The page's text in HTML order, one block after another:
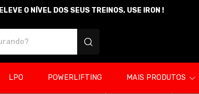
ELEVE O NÍVEL DOS SEUS TREINOS, USE IRON !
LPO POWERLIFTING MAIS PRODUTOS